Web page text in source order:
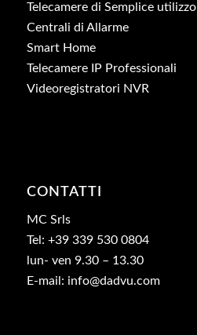
Telecamere di Semplice utilizzo
Centrali di Allarme
Smart Home
Telecamere IP Professionali
Videoregistratori NVR
CONTATTI
MC Srls
Tel: +39 339 530 0804
lun- ven 9.30 – 13.30
E-mail: info@dadvu.com